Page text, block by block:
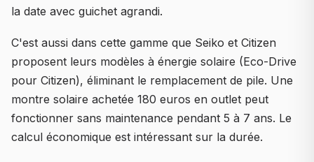
la date avec guichet agrandi.
C'est aussi dans cette gamme que Seiko et Citizen
proposent leurs modèles à énergie solaire (Eco-Drive
pour Citizen), éliminant le remplacement de pile. Une
montre solaire achetée 180 euros en outlet peut
fonctionner sans maintenance pendant 5 à 7 ans. Le
calcul économique est intéressant sur la durée.